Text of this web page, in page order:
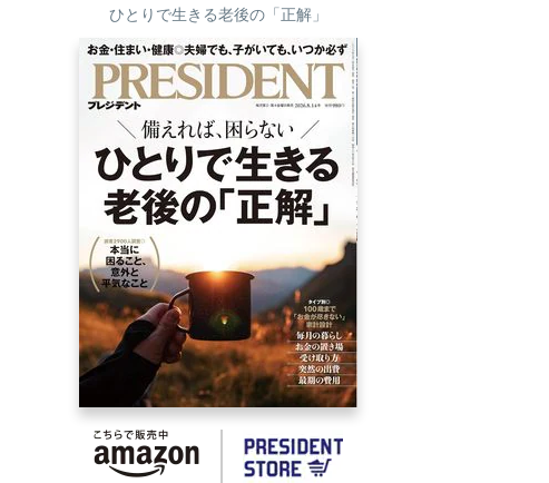
ひとりで生きる老後の「正解」